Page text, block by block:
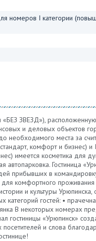
номеров I категории
ЗВЕЗД»),
и деловых объектов
необходимого места за
комфорт и бизнес) и
имеется косметика для
Гостиница
прибывших в
комфортного проживания
и культуры Урюпинска,
гостей: •
В некоторых номерах
«Урюпинск»
и слова